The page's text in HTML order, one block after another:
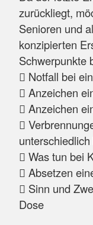
zurückliegt,
Senioren und
konzipierten
Schwerpunkte
 Notfall bei
 Anzeichen
 Anzeichen

 Was tun bei
 Absetzen
 Sinn und
Dose